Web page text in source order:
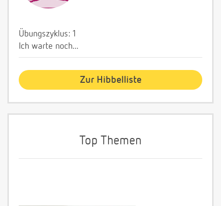
Übungszyklus: 1
Ich warte noch...
Zur Hibbelliste
Top Themen